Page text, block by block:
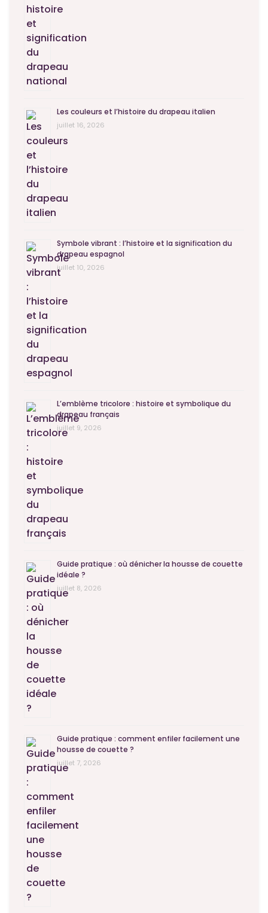
Les couleurs et l’histoire du drapeau italien
juillet 16, 2026
Symbole vibrant : l’histoire et la signification du
drapeau espagnol
juillet 10, 2026
L’emblème tricolore : histoire et symbolique du
drapeau français
juillet 9, 2026
Guide pratique : où dénicher la housse de couette
idéale ?
juillet 8, 2026
Guide pratique : comment enfiler facilement une
housse de couette ?
juillet 7, 2026